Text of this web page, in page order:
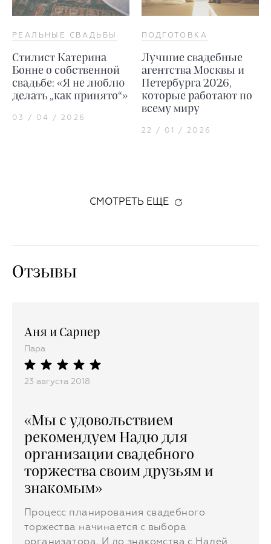
РЕАЛЬНЫЕ СВАДЬБЫ
Стилист Катерина
Бонне о собственной
свадьбе: «Я не люблю
делать „как принято“»
03 / 04 / 2026
ПОДГОТОВКА
Лучшие свадебные
агентства Москвы и
Петербурга 2026,
которые работают по
всему миру
22 / 01 / 2026
СМОТРЕТЬ ЕЩЕ
Отзывы
Аня и Сарпер
Пара
23 августа 2018
«Мы с удовольствием
рекомендуем Надю для
организации свадебного
торжества своим друзьям и
знакомым»
Процесс планирования свадебного
торжества начинается с выбора
организатора. И до знакомства с Надей